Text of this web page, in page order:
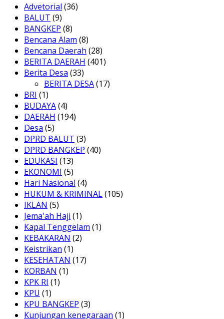
Advetorial (36)
BALUT (9)
BANGKEP (8)
Bencana Alam (8)
Bencana Daerah (28)
BERITA DAERAH (401)
Berita Desa (33)
BERITA DESA(17)
BRI (1)
BUDAYA(4)
DAERAH (194)
Desa (5)
DPRD BALUT (3)
DPRD BANGKEP (40)
EDUKASI (13)
EKONOMI (5)
Hari Nasional (4)
HUKUM & KRIMINAL(105)
IKLAN (5)
Jema'ah Haji (1)
Kapal Tenggelam (1)
KEBAKARAN (2)
Keistrikan (1)
KESEHATAN (17)
KORBAN (1)
KPK RI (1)
KPU (1)
KPU BANGKEP (3)
Kunjungan kenegaraan (1)